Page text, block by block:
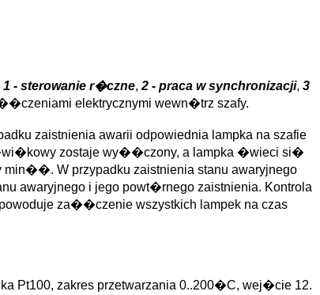
1 - sterowanie r�czne, 2 - praca w synchronizacji, 3
elektrycznymi wewn�trz szafy.
zaistnienia awarii odpowiednia lampka na szafie
zostaje wy��czony, a lampka �wieci si�
W przypadku zaistnienia stanu awaryjnego
i jego powt�rnego zaistnienia. Kontrola
za��czenie wszystkich lampek na czas
Pt100, zakres przetwarzania 0..200�C, wej�cie 12.